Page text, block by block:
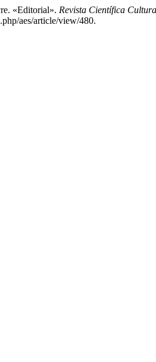
«Editorial». Revista Científica
aes/article/view/480.